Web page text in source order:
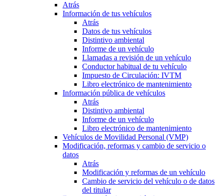
Atrás
Información de tus vehículos
Atrás
Datos de tus vehículos
Distintivo ambiental
Informe de un vehículo
Llamadas a revisión de un vehículo
Conductor habitual de tu vehículo
Impuesto de Circulación: IVTM
Libro electrónico de mantenimiento
Información pública de vehículos
Atrás
Distintivo ambiental
Informe de un vehículo
Libro electrónico de mantenimiento
Vehículos de Movilidad Personal (VMP)
Modificación, reformas y cambio de servicio o
datos
Atrás
Modificación y reformas de un vehículo
Cambio de servicio del vehículo o de datos
del titular